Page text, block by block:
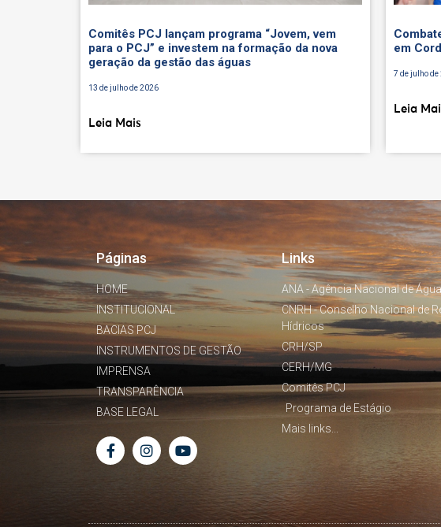
Comitês PCJ lançam programa “Jovem, vem
para o PCJ” e investem na formação da nova
geração da gestão das águas
13 de julho de 2026
Leia Mais
em
7 de julho de
Leia
Páginas
HOME
INSTITUCIONAL
BACIAS PCJ
INSTRUMENTOS DE GESTÃO
IMPRENSA
TRANSPARÊNCIA
BASE LEGAL
Links
ANA - Agência Nacional de
CNRH - Conselho Nacional de
Hídricos
CRH/SP
CERH/MG
Comitês PCJ
Programa de Estágio
Mais links...